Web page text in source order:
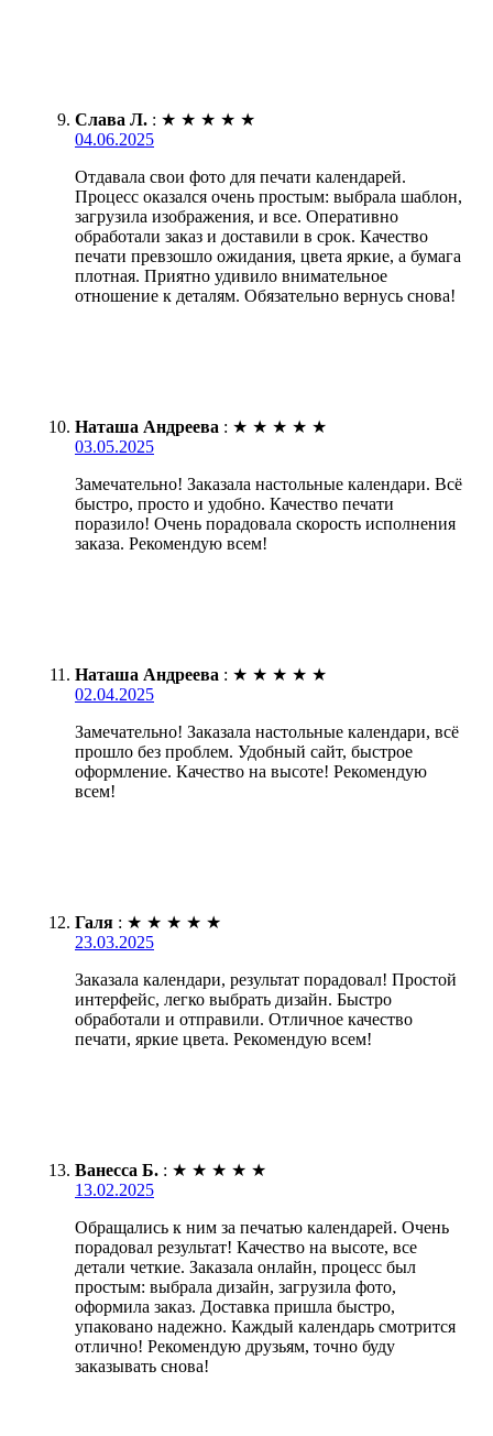
Слава Л. : ★ ★ ★ ★ ★
04.06.2025
Отдавала свои фото для печати календарей.
Процесс оказался очень простым: выбрала шаблон,
загрузила изображения, и все. Оперативно
обработали заказ и доставили в срок. Качество
печати превзошло ожидания, цвета яркие, а бумага
плотная. Приятно удивило внимательное
отношение к деталям. Обязательно вернусь снова!
Наташа Андреева : ★ ★ ★ ★ ★
03.05.2025
Замечательно! Заказала настольные календари. Всё
быстро, просто и удобно. Качество печати
поразило! Очень порадовала скорость исполнения
заказа. Рекомендую всем!
Наташа Андреева : ★ ★ ★ ★ ★
02.04.2025
Замечательно! Заказала настольные календари, всё
прошло без проблем. Удобный сайт, быстрое
оформление. Качество на высоте! Рекомендую
всем!
Галя : ★ ★ ★ ★ ★
23.03.2025
Заказала календари, результат порадовал! Простой
интерфейс, легко выбрать дизайн. Быстро
обработали и отправили. Отличное качество
печати, яркие цвета. Рекомендую всем!
Ванесса Б. : ★ ★ ★ ★ ★
13.02.2025
Обращались к ним за печатью календарей. Очень
порадовал результат! Качество на высоте, все
детали четкие. Заказала онлайн, процесс был
простым: выбрала дизайн, загрузила фото,
оформила заказ. Доставка пришла быстро,
упаковано надежно. Каждый календарь смотрится
отлично! Рекомендую друзьям, точно буду
заказывать снова!